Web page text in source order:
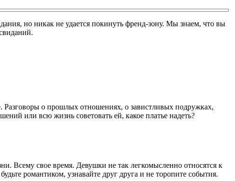
но никак не удается покинуть френд-зону. Мы знаем, что вы
Разговоры о прошлых отношениях, о завистливых подружках,
или всю жизнь советовать ей, какое платье надеть?
Всему свое время. Девушки не так легкомысленно относятся к
романтиком, узнавайте друг друга и не торопите события.